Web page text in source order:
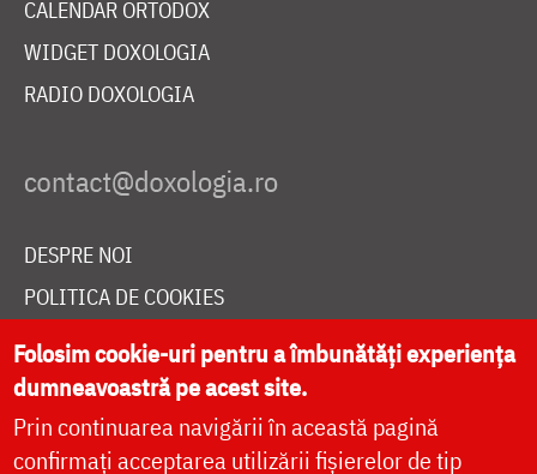
CALENDAR ORTODOX
WIDGET DOXOLOGIA
RADIO DOXOLOGIA
DESPRE NOI
POLITICA DE COOKIES
DONEAZĂ ONLINE PENTRU CATEDRALA NAȚIONALĂ
LIVE
Folosim cookie-uri pentru a îmbunătăți experiența
dumneavoastră pe acest site.
Prin continuarea navigării în această pagină
confirmați acceptarea utilizării fișierelor de tip